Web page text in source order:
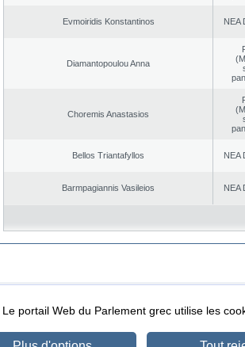
Evmoiridis Konstantinos NEA
Diamantopoulou Anna
Choremis Anastasios
Bellos Triantafyllos NEA
Barmpagiannis Vasileios NEA
Data Protection Security & Access
Le portail Web du Parlement grec utilise les